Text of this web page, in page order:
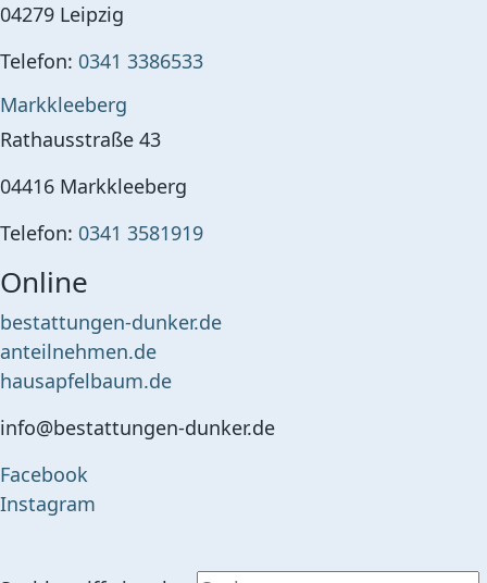
04279 Leipzig
Telefon: 0341 3386533
Markkleeberg
Rathausstraße 43
04416 Markkleeberg
Telefon: 0341 3581919
Online
bestattungen-dunker.de
anteilnehmen.de
hausapfelbaum.de
info@bestattungen-dunker.de
Facebook
Instagram